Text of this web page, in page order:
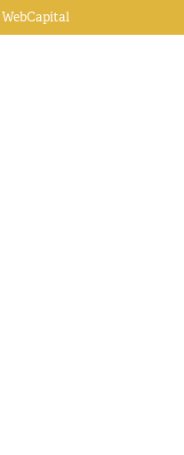
WebCapital